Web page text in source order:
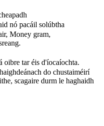
nó pacáil solúbtha
Money gram,
oibre tar éis d'íocaíochta.
do chustaiméirí
scagaire durm le haghaidh